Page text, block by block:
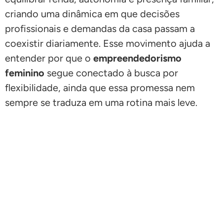
criando uma dinâmica em que decisões
profissionais e demandas da casa passam a
coexistir diariamente. Esse movimento ajuda a
entender por que o empreendedorismo
feminino segue conectado à busca por
flexibilidade, ainda que essa promessa nem
sempre se traduza em uma rotina mais leve.